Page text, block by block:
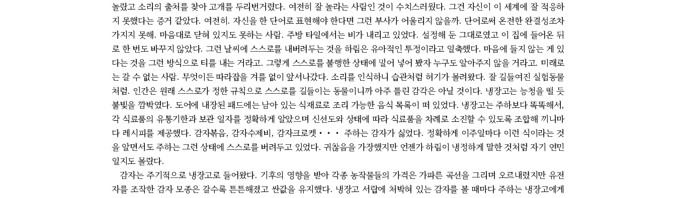
놀랐고 소리의 출처를 찾아 고개를 두리번거렸다. 여전히 잘 놀라는 사람인 것이 수치스러웠다. 그건 자신이 이 세계에 잘 적응하
지 못했다는 증거 같았다. 여전히. 자신을 한 단어로 표현해야 한다면 그런 부사가 어울리지 않을까. 단어로써 온전한 완결성조차
가지지 못해. 마음대로 닫혀 있지도 못하는 사람. 주방 타일에서는 비가 내리고 있었다. 설정해 둔 그대로였고 이 집에 들어온 뒤
로 한 번도 바꾸지 않았다. 그런 날씨에 스스로를 내버려두는 것을 하림은 유아적인 투정이라고 일축했다. 마음에 들지 않는 게 있
다는 것을 그런 방식으로 티를 내는 거라고. 그렇게 스스로를 불행한 상태에 밀어 넣어 봤자 누구도 알아주지 않을 거라고. 미래로
는 갈 수 없는 사람. 무엇이든 따라잡을 겨를 없이 앞서나갔다. 소리를 인식하니 습관처럼 허기가 몰려왔다. 잘 길들여진 실험동물
처럼. 인간은 원래 스스로가 정한 규칙으로 스스로를 길들이는 동물이니까 아주 틀린 감각은 아닐 것이다. 냉장고는 능청을 떨 듯
불빛을 깜박였다. 도어에 내장된 패드에는 남아 있는 식재료로 조리 가능한 음식 목록이 떠 있었다. 냉장고는 주하보다 똑똑해서,
각 식료품의 유통기한과 보관 일자를 정확하게 알았으며 신선도와 상태에 따라 식료품을 차례로 소진할 수 있도록 조합해 끼니마
다 레시피를 제공했다. 감자볶음, 감자수제비, 감자크로켓‧‧‧ 주하는 감자가 싫었다. 정확하게 이주일마다 이런 식이라는 것
을 알면서도 주하는 그런 상태에 스스로를 버려두고 있었다. 귀찮음을 가장했지만 언젠가 하림이 냉정하게 말한 것처럼 자기 연민
일지도 몰랐다.
감자는 주기적으로 냉장고로 들어왔다. 기후의 영향을 받아 각종 농작물들의 가격은 가파른 곡선을 그리며 오르내렸지만 유전
자를 조작한 감자 모종은 갈수록 튼튼해졌고 싼값을 유지했다. 냉장고 서랍에 처박혀 있는 감자를 볼 때마다 주하는 냉장고에게